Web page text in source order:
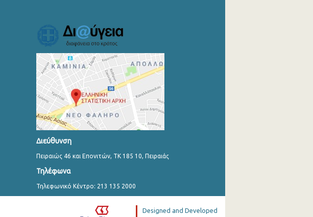
Διεύθυνση
Πειραιώς 46 και Επονιτών, ΤΚ 185 10, Πειραιάς
Τηλέφωνα
Τηλεφωνικό Κέντρο: 213 135 2000
Designed and Developed